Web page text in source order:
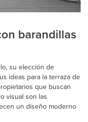
barandillas
su elección de
ideas para la terraza de
que buscan
visual son las
un diseño moderno